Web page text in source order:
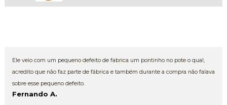
Ele veio com um pequeno defeito de fabrica um pontinho no pote o qual,
acredito que não faz parte de fábrica e também durante a compra não falava
sobre esse pequeno defeito.
Fernando A.